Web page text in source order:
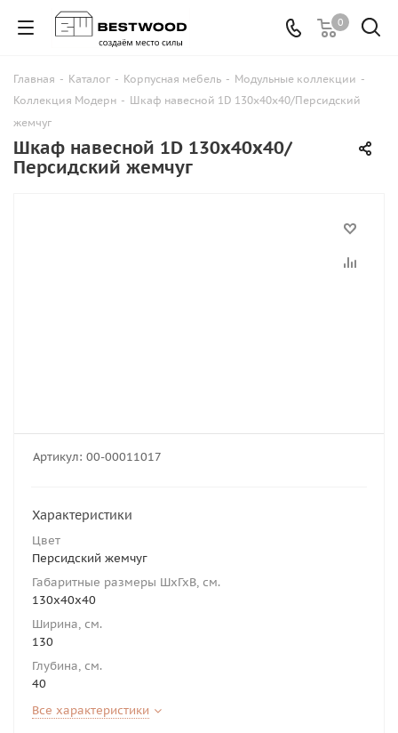
0
Главная - Каталог - Корпусная мебель - Модульные коллекции -
Коллекция Модерн - Шкаф навесной 1D 130х40х40/Персидский
жемчуг
Шкаф навесной 1D 130х40х40/
Персидский жемчуг
Артикул: 00-00011017
Характеристики
Цвет
Персидский жемчуг
Габаритные размеры ШхГхВ, см.
130х40х40
Ширина, см.
130
Глубина, см.
40
Все характеристики